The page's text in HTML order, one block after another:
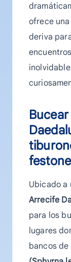
ofrece
deriva
Ubicado a
Arrecife
para los
lugares
bancos de